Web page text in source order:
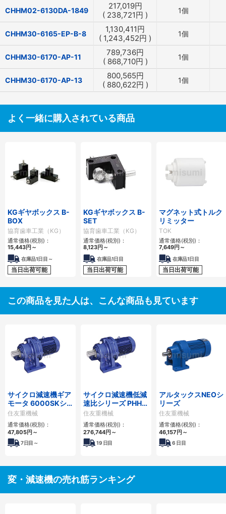
CHHM02-6130DA-1849 217,019円
( 238,721円 ) 1個
CHHM30-6165-EP-B-8 1,130,411円
( 1,243,452円 ) 1個
CHHM30-6170-AP-11 789,736円
( 868,710円 ) 1個
CHHM30-6170-AP-13 800,565円
( 880,622円 ) 1個
よく一緒に購入されている商品
KGギヤボックス B-
BOX
協育歯車工業（KG）
通常価格(税別)：
15,443円～
在庫品1日目～
当日出荷可能
KGギヤボックス B-
SET
協育歯車工業（KG）
通常価格(税別)：
8,123円～
在庫品1日目
当日出荷可能
マグネット式トルク
リミッター
TOK
通常価格(税別)：
7,649円～
在庫品1日目
当日出荷可能
この商品を見た人は、こんな商品も見ています
サイクロ減速機ギア
モータ 6000SKシ
リーズ
住友重機械
通常価格(税別)：
47,805円～
7日目～
サイクロ減速機低減
速比シリーズ PHHM
形
住友重機械
通常価格(税別)：
276,744円～
19 日目
アルタックスNEOシ
リーズ
住友重機械
通常価格(税別)：
46,157円～
6 日目
変・減速機の売れ筋ランキング